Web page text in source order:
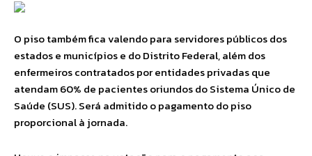
O piso também fica valendo para servidores públicos dos
estados e municípios e do Distrito Federal, além dos
enfermeiros contratados por entidades privadas que
atendam 60% de pacientes oriundos do Sistema Único de
Saúde (SUS). Será admitido o pagamento do piso
proporcional à jornada.